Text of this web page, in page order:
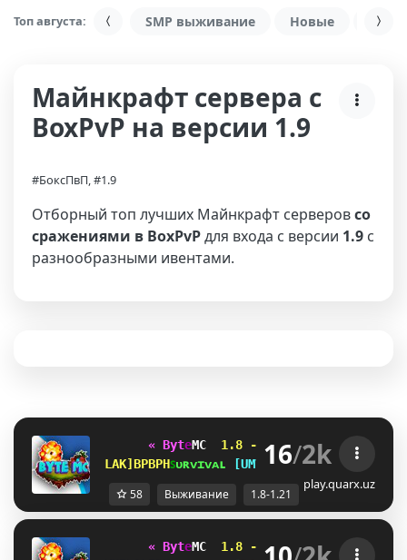
Топ августа: SMP выживание Новые С
Майнкрафт сервера с
BoxPvP на версии 1.9
#БоксПвП, #1.9
Отборный топ лучших Майнкрафт серверовсо
сражениями в BoxPvPдля входа с версии 1.9 с
разнообразными ивентами.
« ByteMC 1.8 - 1.21 ✭ ✭ ✭
U_JAIWQFNꜱᴜʀᴠɪᴠᴀʟ VMUMIOQᴀɴ ᴀʀxɪʏ G]YJIXD
16/2k
play.quarx.uz
58 Выживание 1.8-1.21
« ByteMC 1.8 - 1.21 ✭ ✭ ✭